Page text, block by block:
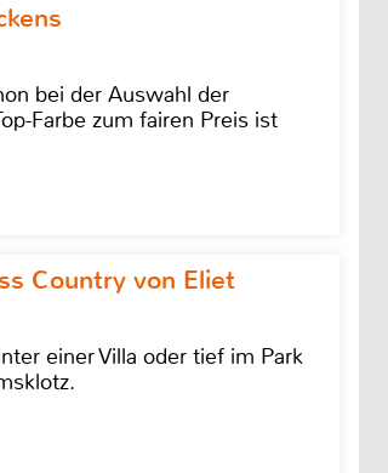
bei der Auswahl der
Farbe zum fairen Preis ist
Country von Eliet
einer Villa oder tief im Park